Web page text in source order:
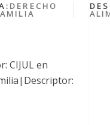
DERECHO
CIJUL en